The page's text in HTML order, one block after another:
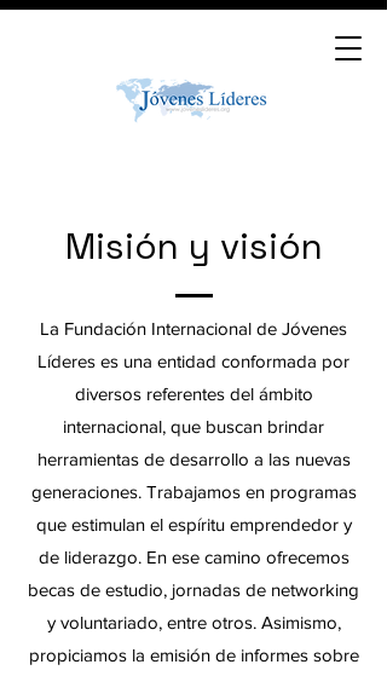
Misión y visión
La Fundación Internacional de Jóvenes
Líderes es una entidad conformada por
diversos referentes del ámbito
internacional, que buscan brindar
herramientas de desarrollo a las nuevas
generaciones. Trabajamos en programas
que estimulan el espíritu emprendedor y
de liderazgo. En ese camino ofrecemos
becas de estudio, jornadas de networking
y voluntariado, entre otros. Asimismo,
propiciamos la emisión de informes sobre